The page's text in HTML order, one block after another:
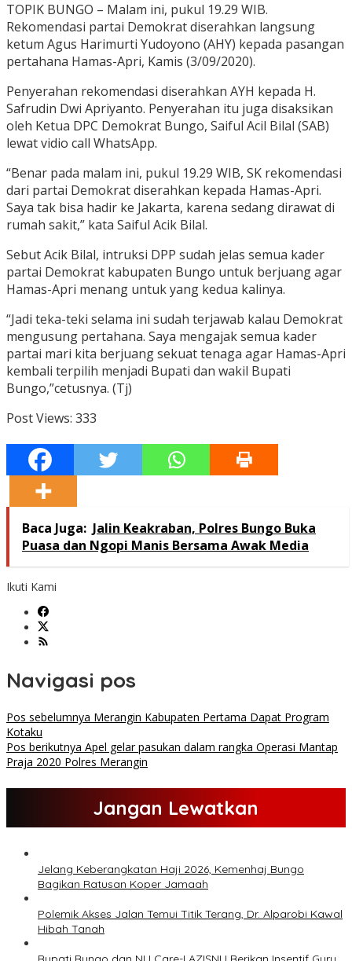
TOPIK BUNGO – Malam ini, pukul 19.29 WIB.
Rekomendasi partai Demokrat diserahkan langsung
ketum Agus Harimurti Yudoyono (AHY) kepada pasangan
pertahana Hamas-Apri, Kamis (3/09/2020).
Penyerahan rekomendasi diserahkan AYH kepada H.
Safrudin Dwi Apriyanto. Penyerahan itu juga disaksikan
oleh Ketua DPC Demokrat Bungo, Saiful Acil Bilal (SAB)
lewat vidio call WhatsApp.
“Benar pada malam ini, pukul 19.29 WIB, SK rekomendasi
dari partai Demokrat diserahkan kepada Hamas-Apri.
Saya tak bisa hadir ke Jakarta, karena sedang dirawat di
rumah sakit,” kata Saiful Acik Bilal.
Sebut Acik Bilal, intruksi DPP sudah jelas semua kader
partai Demokrat kabupaten Bungo untuk berjuang agar
Hamas-Apri menang untuk yang kedua kalinya.
“Jadi teka-teki selama ini sudah terjawab kalau Demokrat
mengusung pertahana. Saya mengajak semua kader
partai mari kita berjuang sekuat tenaga agar Hamas-Apri
kembali terpilih menjadi Bupati dan wakil Bupati
Bungo,”cetusnya. (Tj)
Post Views: 333
Baca Juga: Jalin Keakraban, Polres Bungo Buka
Puasa dan Ngopi Manis Bersama Awak Media
Ikuti Kami
Navigasi pos
Pos sebelumnya Merangin Kabupaten Pertama Dapat Program
Kotaku
Pos berikutnya Apel gelar pasukan dalam rangka Operasi Mantap
Praja 2020 Polres Merangin
Jangan Lewatkan
Jelang Keberangkatan Haji 2026, Kemenhaj Bungo
Bagikan Ratusan Koper Jamaah
Polemik Akses Jalan Temui Titik Terang, Dr. Alparobi Kawal
Hibah Tanah